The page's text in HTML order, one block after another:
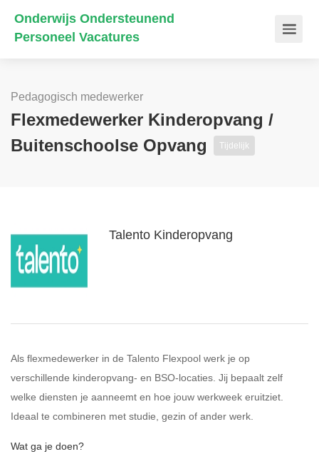
Onderwijs Ondersteunend
Personeel Vacatures
Pedagogisch medewerker
Flexmedewerker Kinderopvang /
Buitenschoolse Opvang
Tijdelijk
Talento Kinderopvang
Als flexmedewerker in de Talento Flexpool werk je op
verschillende kinderopvang- en BSO-locaties. Jij bepaalt zelf
welke diensten je aanneemt en hoe jouw werkweek eruitziet.
Ideaal te combineren met studie, gezin of ander werk.
Wat ga je doen?